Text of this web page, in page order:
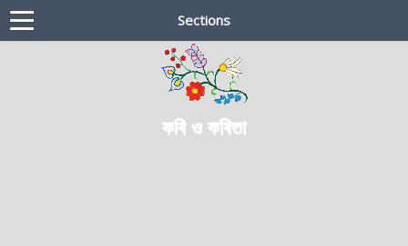
Sections
কবি ও কবিতা